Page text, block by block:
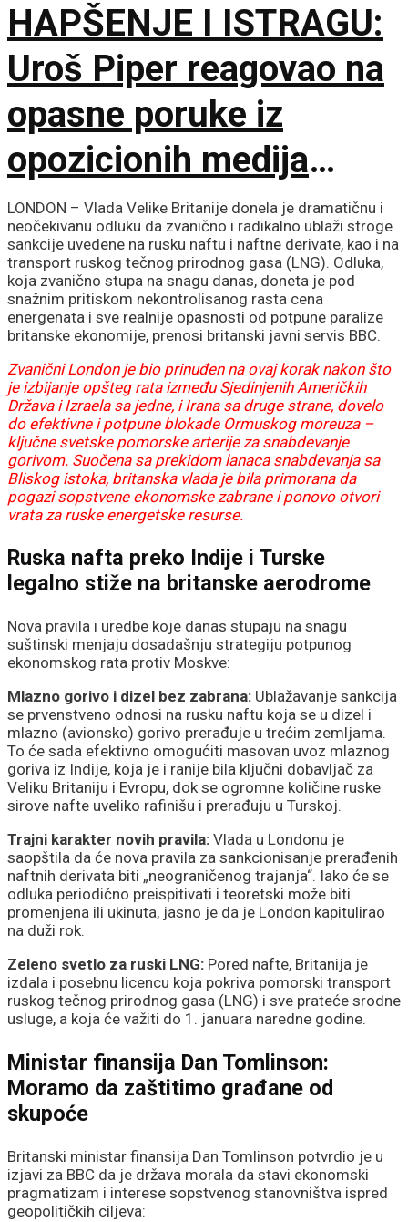
HAPŠENJE I ISTRAGU:
Uroš Piper reagovao na
opasne poruke iz
opozicionih medija
upućene šefu države
LONDON – Vlada Velike Britanije donela je dramatičnu i
neočekivanu odluku da zvanično i radikalno ublaži stroge
sankcije uvedene na rusku naftu i naftne derivate, kao i na
transport ruskog tečnog prirodnog gasa (LNG). Odluka,
koja zvanično stupa na snagu danas, doneta je pod
snažnim pritiskom nekontrolisanog rasta cena
energenata i sve realnije opasnosti od potpune paralize
britanske ekonomije, prenosi britanski javni servis BBC.
Zvanični London je bio prinuđen na ovaj korak nakon što
je izbijanje opšteg rata između Sjedinjenih Američkih
Država i Izraela sa jedne, i Irana sa druge strane, dovelo
do efektivne i potpune blokade Ormuskog moreuza –
ključne svetske pomorske arterije za snabdevanje
gorivom. Suočena sa prekidom lanaca snabdevanja sa
Bliskog istoka, britanska vlada je bila primorana da
pogazi sopstvene ekonomske zabrane i ponovo otvori
vrata za ruske energetske resurse.
Ruska nafta preko Indije i Turske
legalno stiže na britanske aerodrome
Nova pravila i uredbe koje danas stupaju na snagu
suštinski menjaju dosadašnju strategiju potpunog
ekonomskog rata protiv Moskve:
Mlazno gorivo i dizel bez zabrana: Ublažavanje sankcija
se prvenstveno odnosi na rusku naftu koja se u dizel i
mlazno (avionsko) gorivo prerađuje u trećim zemljama.
To će sada efektivno omogućiti masovan uvoz mlaznog
goriva iz Indije, koja je i ranije bila ključni dobavljač za
Veliku Britaniju i Evropu, dok se ogromne količine ruske
sirove nafte uveliko rafinišu i prerađuju u Turskoj.
Trajni karakter novih pravila: Vlada u Londonu je
saopštila da će nova pravila za sankcionisanje prerađenih
naftnih derivata biti „neograničenog trajanja“. Iako će se
odluka periodično preispitivati i teoretski može biti
promenjena ili ukinuta, jasno je da je London kapitulirao
na duži rok.
Zeleno svetlo za ruski LNG: Pored nafte, Britanija je
izdala i posebnu licencu koja pokriva pomorski transport
ruskog tečnog prirodnog gasa (LNG) i sve prateće srodne
usluge, a koja će važiti do 1. januara naredne godine.
Ministar finansija Dan Tomlinson:
Moramo da zaštitimo građane od
skupoće
Britanski ministar finansija Dan Tomlinson potvrdio je u
izjavi za BBC da je država morala da stavi ekonomski
pragmatizam i interese sopstvenog stanovništva ispred
geopolitičkih ciljeva: